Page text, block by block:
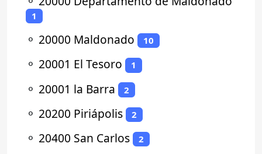
1
⚬ 20000 Maldonado 10
⚬ 20001 El Tesoro 1
⚬ 20001 la Barra 2
⚬ 20200 Piriápolis 2
⚬ 20400 San Carlos 2